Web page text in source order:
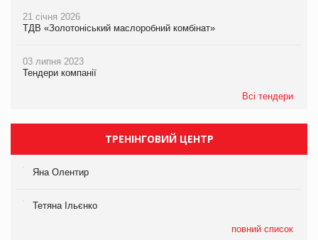
21 січня 2026
ТДВ «Золотоніський маслоробний комбінат»
03 липня 2023
Тендери компанії
Всі тендери
ТРЕНІНГОВИЙ ЦЕНТР
Яна Олентир
Тетяна Ільєнко
повний список